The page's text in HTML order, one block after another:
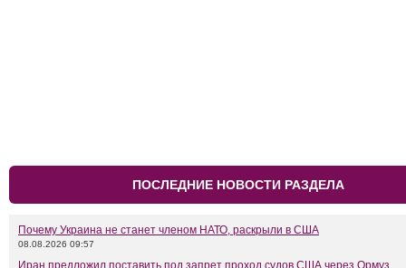
ПОСЛЕДНИЕ НОВОСТИ РАЗДЕЛА
Почему Украина не станет членом НАТО, раскрыли в США
08.08.2026 09:57
Иран предложил поставить под запрет проход судов США через Ормуз